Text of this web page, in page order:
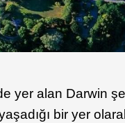
yer alan Darwin
bir yer